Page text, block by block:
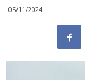
05/11/2024